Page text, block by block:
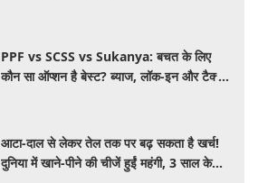
PPF vs SCSS vs Sukanya: बचत के लिए
कौन सा ऑप्शन है बेस्ट? ब्याज, लॉक-इन और टैक्स
आटा-दाल से लेकर तेल तक पर बढ़ सकता है खर्च!
दुनिया में खाने-पीने की चीजें हुईं महंगी, 3 साल के